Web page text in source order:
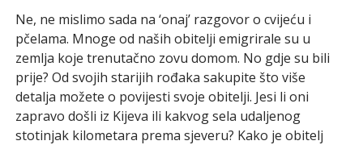
Ne, ne mislimo sada na ‘onaj’ razgovor o cvijeću i
pčelama. Mnoge od naših obitelji emigrirale su u
zemlja koje trenutačno zovu domom. No gdje su bili
prije? Od svojih starijih rođaka sakupite što više
detalja možete o povijesti svoje obitelji. Jesi li oni
zapravo došli iz Kijeva ili kakvog sela udaljenog
stotinjak kilometara prema sjeveru? Kako je obitelj